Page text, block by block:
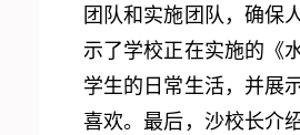
团队和实施团队，确保
示了学校正在实施的《
学生的日常生活，并展
喜欢。最后，沙校长介